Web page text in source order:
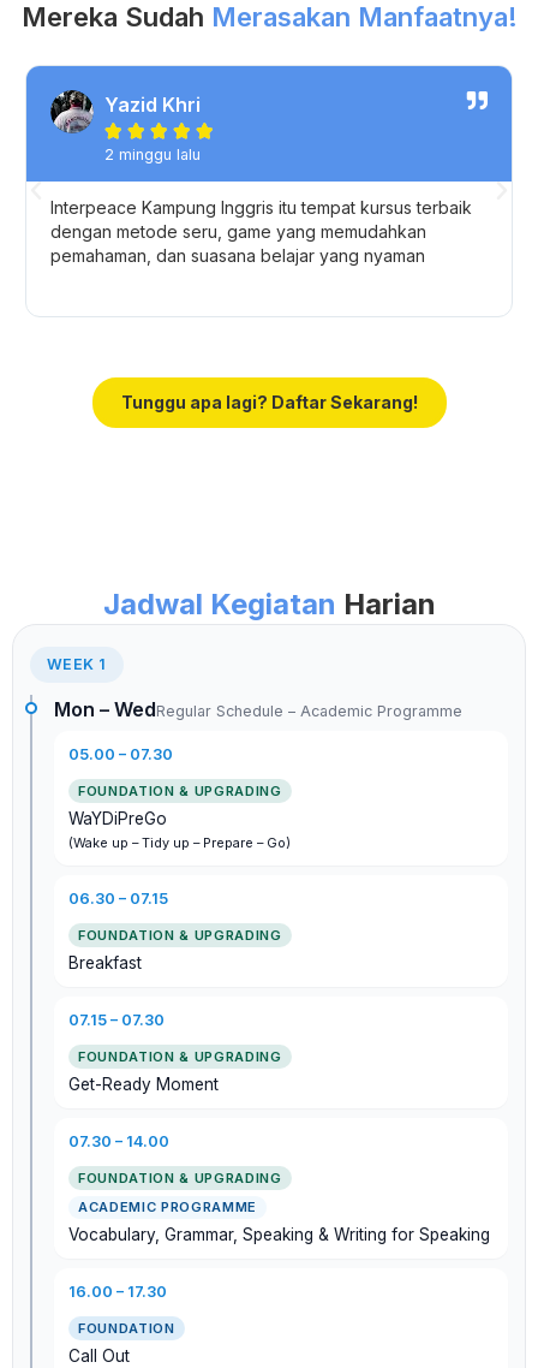
Mereka Sudah Merasakan Manfaatnya!
Yazid Khri
    
2 minggu lalu
Interpeace Kampung Inggris itu tempat kursus terbaik
dengan metode seru, game yang memudahkan
pemahaman, dan suasana belajar yang nyaman
Tunggu apa lagi? Daftar Sekarang!
Jadwal Kegiatan Harian
WEEK 1
Mon – WedRegular Schedule – Academic Programme
05.00 – 07.30
WaYDiPreGo
(Wake up – Tidy up – Prepare – Go)
06.30 – 07.15
Breakfast
07.15 – 07.30
Get-Ready Moment
07.30 – 14.00
ACADEMIC PROGRAMME
Vocabulary, Grammar, Speaking & Writing for Speaking
16.00 – 17.30
Call Out